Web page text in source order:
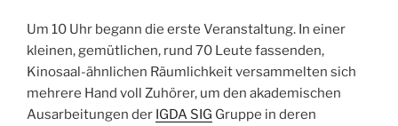
Um 10 Uhr begann die erste Veranstaltung. In einer
kleinen, gemütlichen, rund 70 Leute fassenden,
Kinosaal-ähnlichen Räumlichkeit versammelten sich
mehrere Hand voll Zuhörer, um den akademischen
Ausarbeitungen der IGDA SIG Gruppe in deren